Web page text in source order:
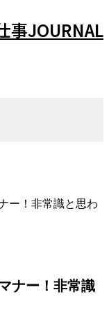
事JOURNAL
ー！非常識と思わ
ナー！非常識